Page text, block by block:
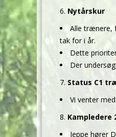
Nytårskur
Alle trænere,
tak for i år.
Dette
Der
Status C1
Vi venter
Kampledere
Jeppe hører